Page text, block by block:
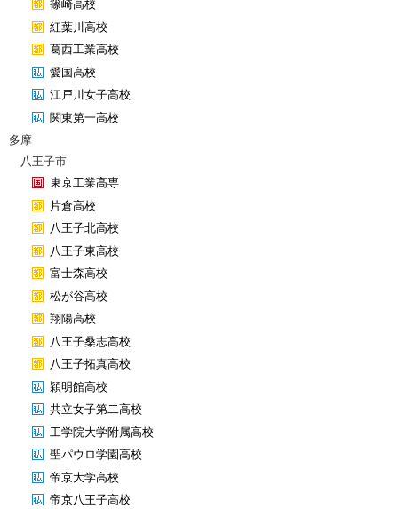
篠崎高校
紅葉川高校
葛西工業高校
愛国高校
江戸川女子高校
関東第一高校
多摩
八王子市
東京工業高専
片倉高校
八王子北高校
八王子東高校
富士森高校
松が谷高校
翔陽高校
八王子桑志高校
八王子拓真高校
穎明館高校
共立女子第二高校
工学院大学附属高校
聖パウロ学園高校
帝京大学高校
帝京八王子高校